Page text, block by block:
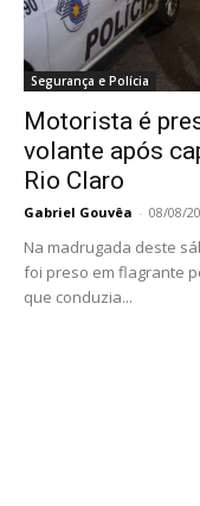
Segurança e Polícia
Motorista é
volante após
Rio Claro
Gabriel Gouvêa - 08/08/
Na madrugada deste
foi preso em flagrante
que conduzia...